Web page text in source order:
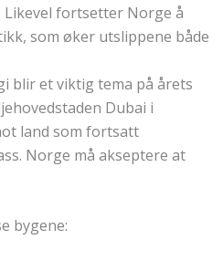
fortsetter Norge å
som øker utslippene både
blir et viktig tema på årets
Dubai i
land som fortsatt
Norge må akseptere at
bygene: